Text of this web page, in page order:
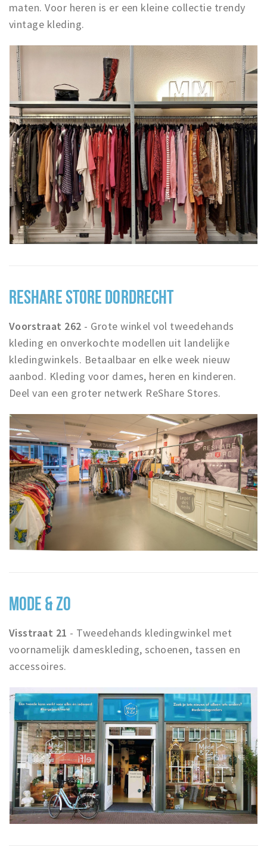
maten. Voor heren is er een kleine collectie trendy
vintage kleding.
RESHARE STORE DORDRECHT
Voorstraat 262 - Grote winkel vol tweedehands
kleding en onverkochte modellen uit landelijke
kledingwinkels. Betaalbaar en elke week nieuw
aanbod. Kleding voor dames, heren en kinderen.
Deel van een groter netwerk ReShare Stores.
MODE & ZO
Visstraat 21 - Tweedehands kledingwinkel met
voornamelijk dameskleding, schoenen, tassen en
accessoires.